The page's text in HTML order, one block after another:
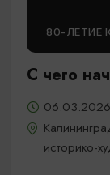
80-ЛЕТИЕ
С чего
историко-